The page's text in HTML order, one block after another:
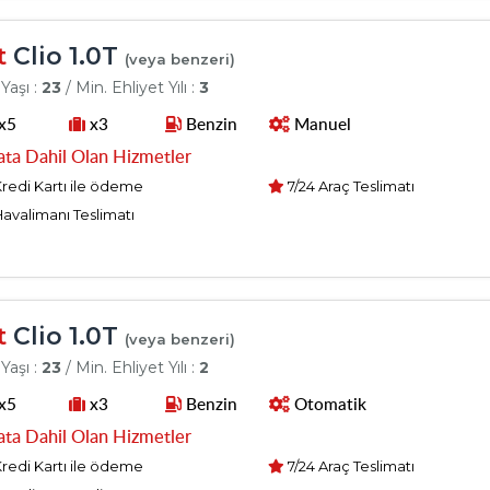
Clio 1.0T (veya benzeri)
: 23 / Min. Ehliyet Yılı : 3
x3 Benzin Manuel
Dahil Olan Hizmetler
Kartı ile ödeme
7/24 Araç Teslimatı
Teslimatı
Clio 1.0T (veya benzeri)
: 23 / Min. Ehliyet Yılı : 2
x3 Benzin Otomatik
Dahil Olan Hizmetler
Kartı ile ödeme
7/24 Araç Teslimatı